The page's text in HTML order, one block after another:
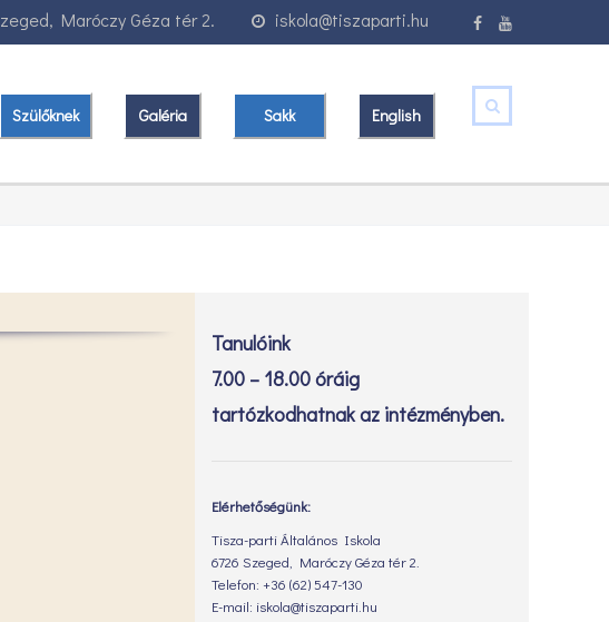
iskola@tiszaparti.hu
Maróczy Géza tér 2.
Szülőknek Galéria Sakk English
Tanulóink
7.00 – 18.00 óráig
tartózkodhatnak az intézményben.
Elérhetőségünk:
Tisza-parti Általános Iskola
6726 Szeged, Maróczy Géza tér 2.
Telefon: +36 (62) 547-130
E-mail: iskola@tiszaparti.hu